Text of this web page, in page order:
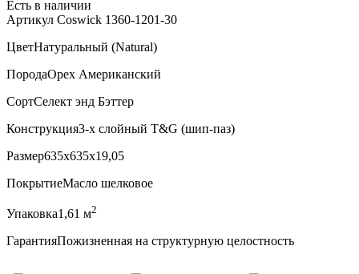
Есть в наличии
Артикул Coswick 1360-1201-30
ЦветНатуральный (Natural)
ПородаОрех Американский
СортСелект энд Бэттер
Конструкция3-х слойный T&G (шип-паз)
Размер635x635x19,05
ПокрытиеМасло шелковое
Упаковка1,61 м2
ГарантияПожизненная на структурную целостность